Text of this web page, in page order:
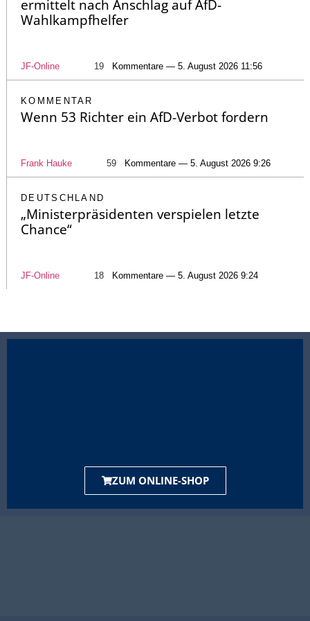
ermittelt nach Anschlag auf AfD-
Wahlkampfhelfer
JF-Online 19 Kommentare — 5. August 2026 11:56
KOMMENTAR
Wenn 53 Richter ein AfD-Verbot fordern
Frank Hauke 59 Kommentare — 5. August 2026 9:26
DEUTSCHLAND
„Ministerpräsidenten verspielen letzte
Chance“
JF-Online 18 Kommentare — 5. August 2026 9:24
ZUM ONLINE-SHOP